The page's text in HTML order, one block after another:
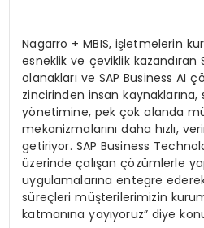
Nagarro + MBIS, işletmelerin
esneklik ve çeviklik kazandıran
olanakları ve SAP Business AI
zincirinden insan kaynaklarına,
yönetimine, pek çok alanda
mekanizmalarını daha hızlı,
getiriyor. SAP Business
üzerinde çalışan çözümlerle
uygulamalarına entegre
süreçleri müşterilerimizin
katmanına yayıyoruz” diye